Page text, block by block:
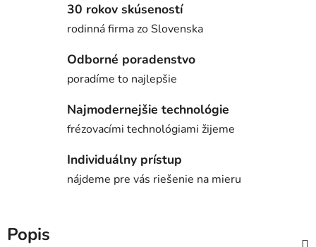
30 rokov skúseností
rodinná firma zo Slovenska
Odborné poradenstvo
poradíme to najlepšie
Najmodernejšie technológie
frézovacími technológiami žijeme
Individuálny prístup
nájdeme pre vás riešenie na mieru
Popis